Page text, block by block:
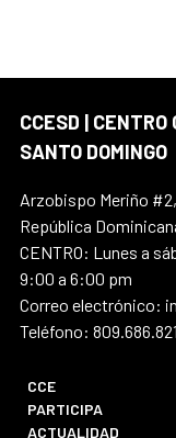
CCESD |
SANTO DOMINGO
Arzobispo Meriño
República
CENTRO: Lunes a
9:00 a 6:00 pm
Correo electrónico:
Teléfono:
CCE
PARTICIPA
ACTUALIDAD